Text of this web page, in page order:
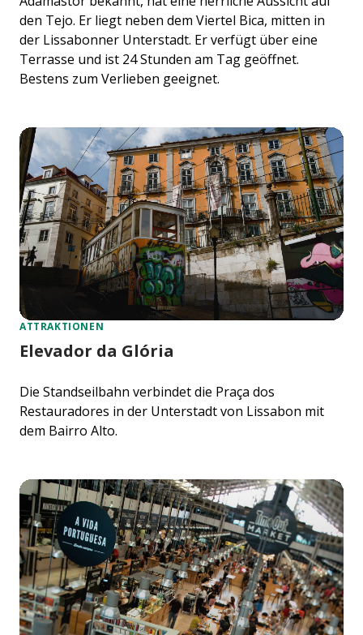
den Tejo. Er liegt neben dem Viertel Bica, mitten in
der Lissabonner Unterstadt. Er verfügt über eine
Terrasse und ist 24 Stunden am Tag geöffnet.
Bestens zum Verlieben geeignet.
ATTRAKTIONEN
Elevador da Glória
Die Standseilbahn verbindet die Praça dos
Restauradores in der Unterstadt von Lissabon mit
dem Bairro Alto.